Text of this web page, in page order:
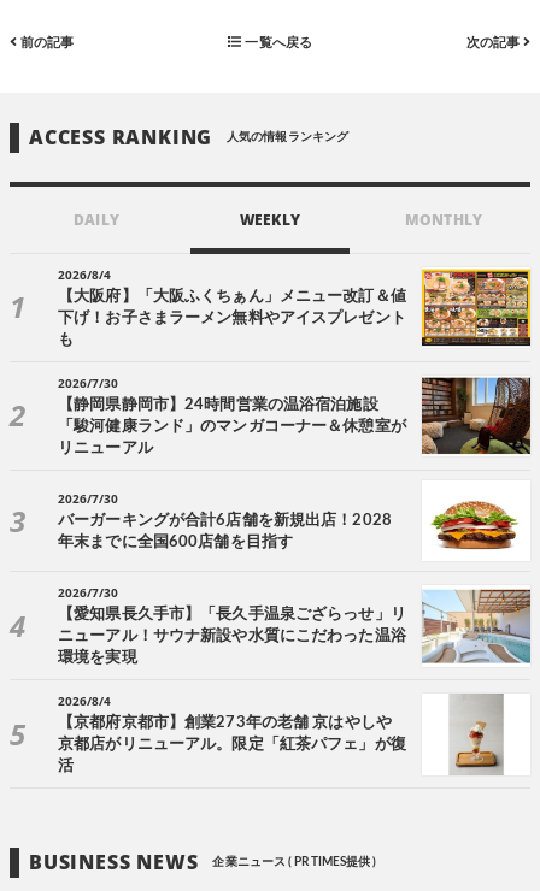
前の記事 一覧へ戻る 次の記事
ACCESS RANKING 人気の情報ランキング
DAILY WEEKLY MONTHLY
2026/8/4
【大阪府】「大阪ふくちぁん」メニュー改訂＆値
下げ！お子さまラーメン無料やアイスプレゼント
も
2026/7/30
【静岡県静岡市】24時間営業の温浴宿泊施設
「駿河健康ランド」のマンガコーナー＆休憩室が
リニューアル
2026/7/30
バーガーキングが合計6店舗を新規出店！2028
年末までに全国600店舗を目指す
2026/7/30
【愛知県長久手市】「長久手温泉ござらっせ」リ
ニューアル！サウナ新設や水質にこだわった温浴
環境を実現
2026/8/4
【京都府京都市】創業273年の老舗 京はやしや
京都店がリニューアル。限定「紅茶パフェ」が復
活
BUSINESS NEWS 企業ニュース ( PR TIMES提供 )